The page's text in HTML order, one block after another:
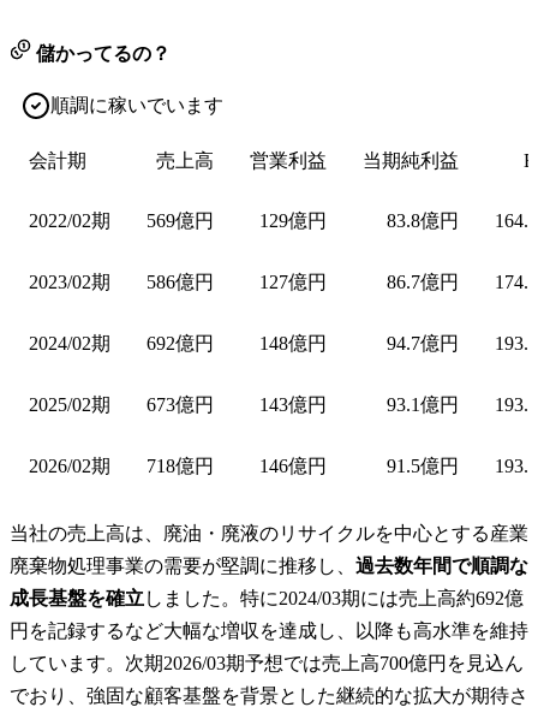
儲かってるの？
順調に稼いでいます
会計期 売上高 営業利益 当期純利益
2022/02期 569億円 129億円 83.8億円
2023/02期 586億円 127億円 86.7億円
2024/02期 692億円 148億円 94.7億円
2025/02期 673億円 143億円 93.1億円
2026/02期 718億円 146億円 91.5億円
当社の売上高は、廃油・廃液のリサイクルを中心とする産業
廃棄物処理事業の需要が堅調に推移し、 過去数年間で順調な
成長基盤を確立 しました。特に2024/03期には売上高約692億
円を記録するなど大幅な増収を達成し、以降も高水準を維持
しています。次期2026/03期予想では売上高700億円を見込ん
でおり、強固な顧客基盤を背景とした継続的な拡大が期待さ